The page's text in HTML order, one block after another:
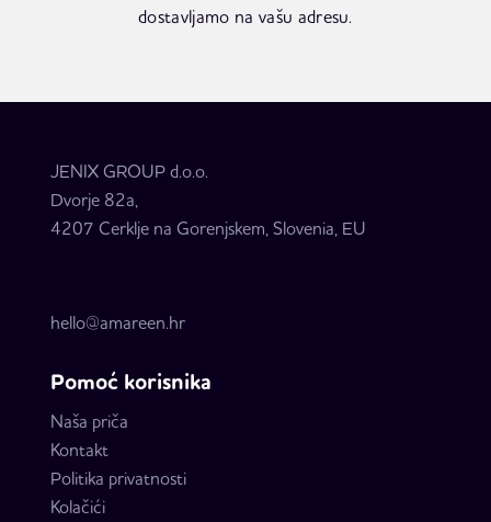
dostavljamo na vašu adresu.
JENIX GROUP d.o.o.
Dvorje 82a,
4207 Cerklje na Gorenjskem, Slovenia, EU
hello@amareen.hr
Pomoć korisnika
Naša priča
Kontakt
Politika privatnosti
Kolačići